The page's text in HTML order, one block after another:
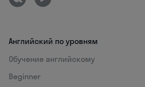
Английский по уровням
Обучение английскому
Beginner